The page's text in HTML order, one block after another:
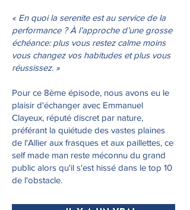
« En quoi la serenite est au service de la
performance ? À l’approche d’une grosse
échéance: plus vous restez calme moins
vous changez vos habitudes et plus vous
réussissez. »
Pour ce 8ème épisode, nous avons eu le
plaisir d'échanger avec Emmanuel
Clayeux, réputé discret par nature,
préférant la quiétude des vastes plaines
de l'Allier aux frasques et aux paillettes, ce
self made man reste méconnu du grand
public alors qu'il s'est hissé dans le top 10
de l'obstacle.